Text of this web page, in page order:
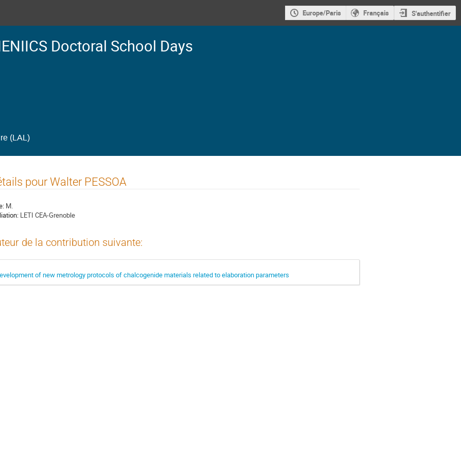
Europe/Paris Français S'authentifier
Doctoral School Days
(LAL)
pour Walter PESSOA
M.
LETI CEA-Grenoble
de la contribution suivante:
of new metrology protocols of chalcogenide materials related to elaboration parameters